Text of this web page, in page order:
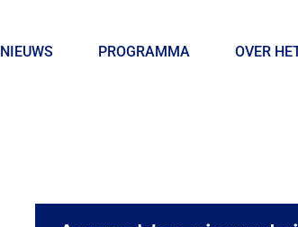
NIEUWS PROGRAMMA OVER